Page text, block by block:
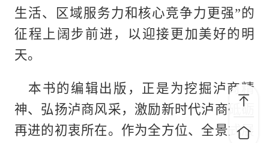
生活、区域服务力和核心竞争力更强”的
征程上阔步前进，以迎接更加美好的明
天。
本书的编辑出版，正是为挖掘泸商精
神、弘扬泸商风采，激励新时代泸商砥砺
再进的初衷所在。作为全方位、全景式展